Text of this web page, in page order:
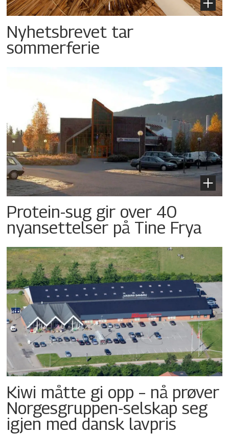
Nyhetsbrevet tar
sommerferie
Protein-sug gir over 40
nyansettelser på Tine Frya
Kiwi måtte gi opp – nå prøver
Norgesgruppen-selskap seg
igjen med dansk lavpris